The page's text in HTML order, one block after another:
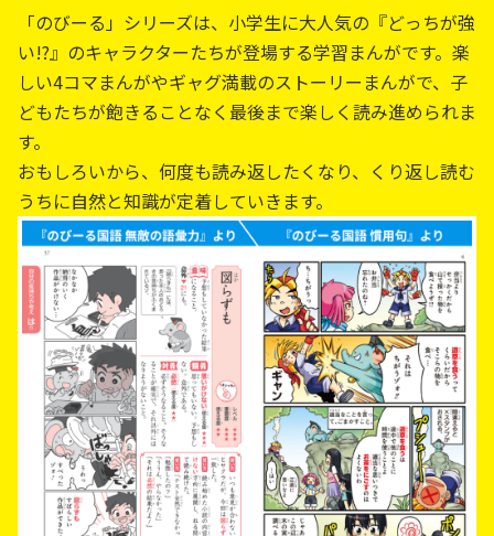
「のびーる」シリーズは、小学生に大人気の『どっちが強
い!?』のキャラクターたちが登場する学習まんがです。楽
しい4コマまんがやギャグ満載のストーリーまんがで、子
どもたちが飽きることなく最後まで楽しく読み進められま
す。
おもしろいから、何度も読み返したくなり、くり返し読む
うちに自然と知識が定着していきます。